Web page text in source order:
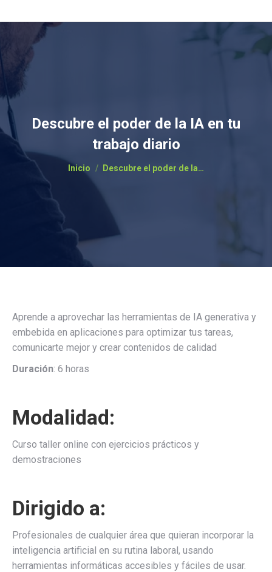
Descubre el poder de la IA en tu
trabajo diario
Estás aquí:
Inicio Descubre el poder de la…
Aprende a aprovechar las herramientas de IA generativa y
embebida en aplicaciones para optimizar tus tareas,
comunicarte mejor y crear contenidos de calidad
Duración: 6 horas
Modalidad:
Curso taller online con ejercicios prácticos y
demostraciones
Dirigido a:
Profesionales de cualquier área que quieran incorporar la
inteligencia artificial en su rutina laboral, usando
herramientas informáticas accesibles y fáciles de usar.